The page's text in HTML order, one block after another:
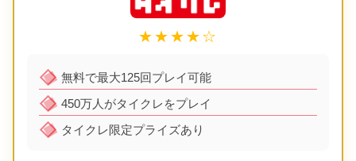
★★★★☆
無料で最大125回プレイ可能
450万人がタイクレをプレイ
タイクレ限定プライズあり